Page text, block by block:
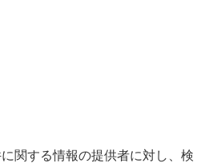
に関する情報の提供者に対し、検